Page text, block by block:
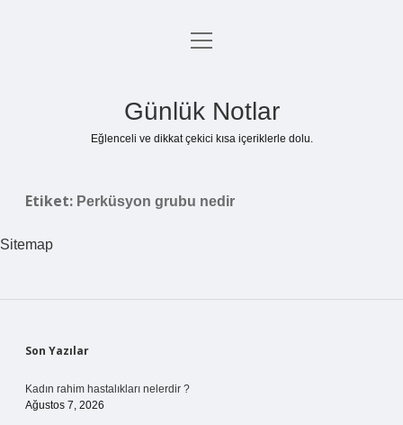
Anasayfa
menüyü
Günlük Notlar
Eğlenceli ve dikkat çekici kısa içeriklerle dolu.
Etiket: Perküsyon grubu nedir
Sitemap
Sidebar
Son Yazılar
Kadın rahim hastalıkları nelerdir ?
Ağustos 7, 2026